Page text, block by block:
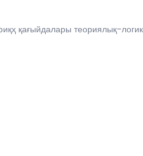
қағыйдалары теориялық-